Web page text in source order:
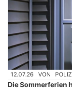
12.07.26 VON
Die Sommerferien